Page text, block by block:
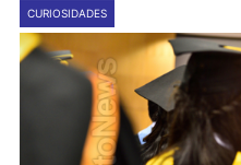
CURIOSIDADES